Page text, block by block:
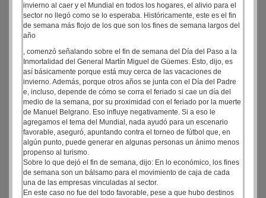
invierno al caer y el Mundial en todos los hogares, el alivio para el
sector no llegó como se lo esperaba. Históricamente, este es el fin
de semana más flojo de los que son los fines de semana largos del
año
, comenzó señalando sobre el fin de semana del Día del Paso a la
Inmortalidad del General Martín Miguel de Güemes. Esto, dijo, es
así básicamente porque está muy cerca de las vacaciones de
invierno. Además, porque otros años se junta con el Día del Padre
e, incluso, depende de cómo se corra el feriado si cae un día del
medio de la semana, por su proximidad con el feriado por la muerte
de Manuel Belgrano. Eso influye negativamente. Si a eso le
agregamos el tema del Mundial, nada ayudó para un escenario
favorable, aseguró, apuntando contra el torneo de fútbol que, en
algún punto, puede generar en algunas personas un ánimo menos
propenso al turismo.
Sobre lo que dejó el fin de semana, dijo: En lo económico, los fines
de semana son un bálsamo para el movimiento de caja de cada
una de las empresas vinculadas al sector.
En este caso no fue del todo favorable, pese a que hubo destinos